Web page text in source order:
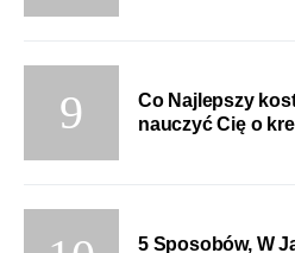
Co Najlepszy
nauczyć Cię o
5 Sposobów, W